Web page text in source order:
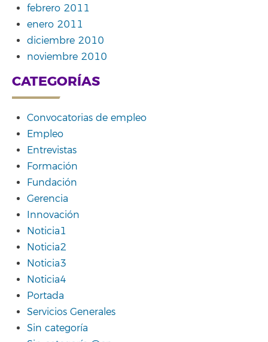
febrero 2011
enero 2011
diciembre 2010
noviembre 2010
CATEGORÍAS
Convocatorias de empleo
Empleo
Entrevistas
Formación
Fundación
Gerencia
Innovación
Noticia1
Noticia2
Noticia3
Noticia4
Portada
Servicios Generales
Sin categoría